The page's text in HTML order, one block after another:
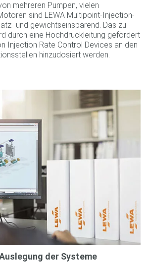
mehreren Pumpen, vielen
sind LEWA Multipoint-Injection-
und gewichtseinsparend. Das zu
durch eine Hochdruckleitung gefördert
Injection Rate Control Devices an den
hinzudosiert werden.
der Systeme